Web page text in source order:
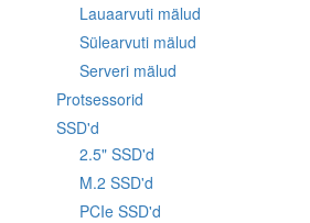
Lauaarvuti mälud
Sülearvuti mälud
Serveri mälud
Protsessorid
SSD'd
2.5" SSD'd
M.2 SSD'd
PCIe SSD'd